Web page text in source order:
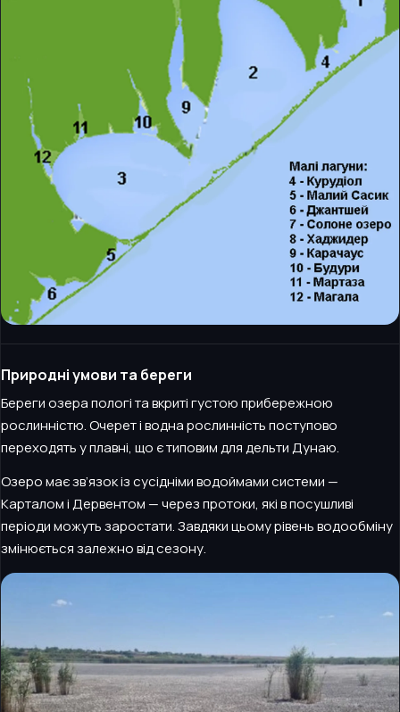
Природні умови та береги
Береги озера пологі та вкриті густою прибережною
рослинністю. Очерет і водна рослинність поступово
переходять у плавні, що є типовим для дельти Дунаю.
Озеро має зв’язок із сусідніми водоймами системи —
Карталом і Дервентом — через протоки, які в посушливі
періоди можуть заростати. Завдяки цьому рівень водообміну
змінюється залежно від сезону.